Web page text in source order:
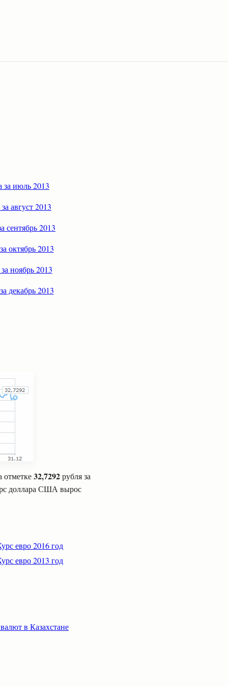
за июль 2013
август 2013
сентябрь 2013
октябрь 2013
ноябрь 2013
декабрь 2013
отметке32,7292рубля за
доллара США вырос
евро 2016 год
евро 2013 год
в Казахстане